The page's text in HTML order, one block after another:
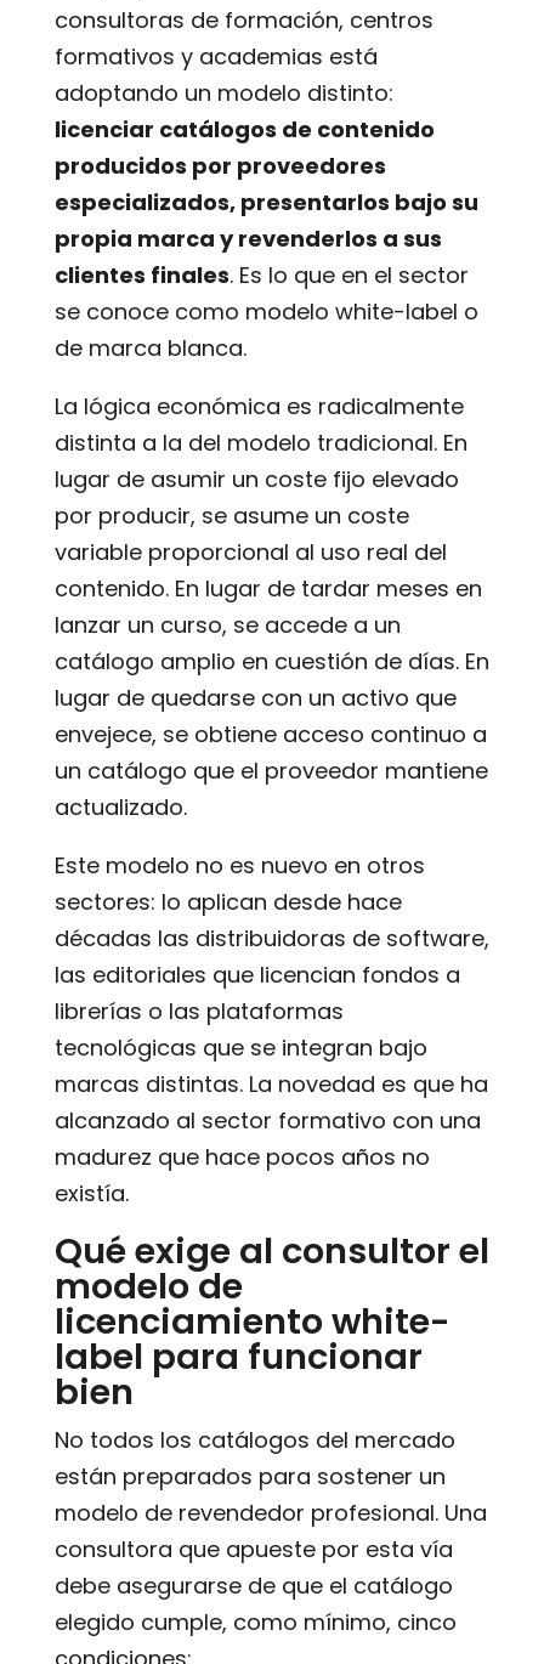
consultoras de formación, centros
formativos y academias está
adoptando un modelo distinto:
licenciar catálogos de contenido
producidos por proveedores
especializados, presentarlos bajo su
propia marca y revenderlos a sus
clientes finales. Es lo que en el sector
se conoce como modelo white-label o
de marca blanca.
La lógica económica es radicalmente
distinta a la del modelo tradicional. En
lugar de asumir un coste fijo elevado
por producir, se asume un coste
variable proporcional al uso real del
contenido. En lugar de tardar meses en
lanzar un curso, se accede a un
catálogo amplio en cuestión de días. En
lugar de quedarse con un activo que
envejece, se obtiene acceso continuo a
un catálogo que el proveedor mantiene
actualizado.
Este modelo no es nuevo en otros
sectores: lo aplican desde hace
décadas las distribuidoras de software,
las editoriales que licencian fondos a
librerías o las plataformas
tecnológicas que se integran bajo
marcas distintas. La novedad es que ha
alcanzado al sector formativo con una
madurez que hace pocos años no
existía.
Qué exige al consultor el
modelo de
licenciamiento white-
label para funcionar
bien
No todos los catálogos del mercado
están preparados para sostener un
modelo de revendedor profesional. Una
consultora que apueste por esta vía
debe asegurarse de que el catálogo
elegido cumple, como mínimo, cinco